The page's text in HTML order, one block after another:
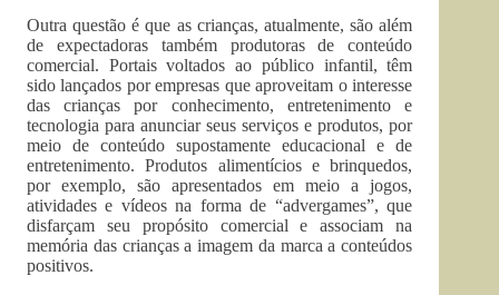
Outra questão é que as crianças, atualmente, são além
de expectadoras também produtoras de conteúdo
comercial. Portais voltados ao público infantil, têm
sido lançados por empresas que aproveitam o interesse
das crianças por conhecimento, entretenimento e
tecnologia para anunciar seus serviços e produtos, por
meio de conteúdo supostamente educacional e de
entretenimento. Produtos alimentícios e brinquedos,
por exemplo, são apresentados em meio a jogos,
atividades e vídeos na forma de “advergames”, que
disfarçam seu propósito comercial e associam na
memória das crianças a imagem da marca a conteúdos
positivos.